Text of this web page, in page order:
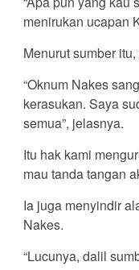
menirukan ucapan
Menurut sumber
“Oknum Nakes
kerasukan. Saya
semua”, jelasnya.
Itu hak kami
mau tanda tangan
Ia juga menyindir
Nakes.
“Lucunya, dalil